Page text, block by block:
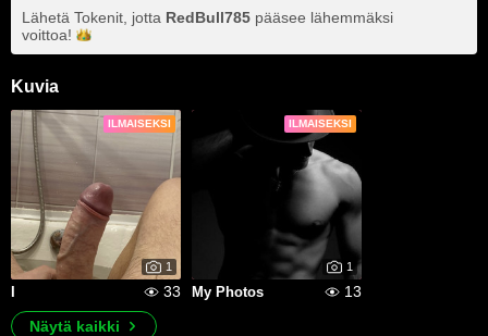
Lähetä Tokenit, jotta RedBull785 pääsee lähemmäksi
voittoa!
Kuvia
ILMAISEKSI
1
33
ILMAISEKSI
1
My Photos
13
Näytä kaikki